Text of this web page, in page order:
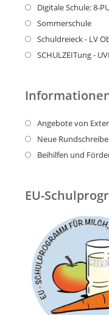
Digitale Schule: 8-
Sommerschule
Schuldreieck - LV
SCHULZEITung -
Angebote von
Neue
Beihilfen und
EU-